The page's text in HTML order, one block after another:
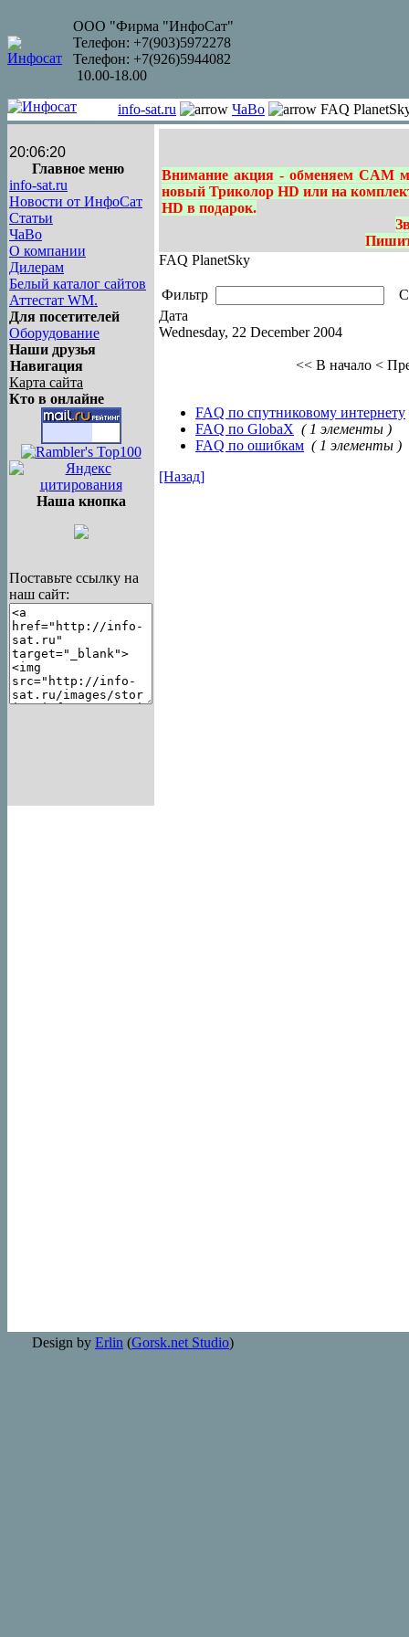
ООО "Фирма "ИнфоСат"
Телефон: +7(903)5972278
Телефон: +7(926)5944082
10.00-18.00
info-sat.ru ЧаВо FAQ
20:06:20
Главное меню
info-sat.ru
Новости от ИнфоСат
Статьи
ЧаВо
О компании
Дилерам
Белый каталог сайтов
Аттестат WM.
Для посетителей
Оборудование
Наши друзья
Навигация
Карта сайта
Кто в онлайне
Наша кнопка
Поставьте ссылку на
наш сайт:
Внимание акция - обменяем CAM
новый Триколор HD или на
HD в подарок.
FAQ PlanetSky
Фильтр
Дата
Wednesday, 22 December 2004
<< В начало <
FAQ по спутниковому интернету
FAQ по GlobaX ( 1 элементы )
FAQ по ошибкам ( 1 элементы )
[Назад]
Design by Erlin (Gorsk.net Studio)